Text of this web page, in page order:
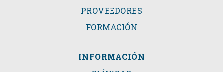
PROVEEDORES
FORMACIÓN
INFORMACIÓN